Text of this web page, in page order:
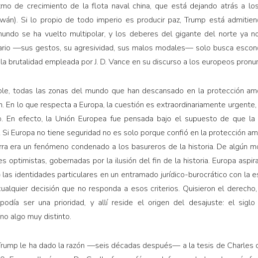
de crecimiento de la flota naval china, que está dejando atrás a
Si lo propio de todo imperio es producir paz, Trump está
se ha vuelto multipolar, y los deberes del gigante del norte ya
—sus gestos, su agresividad, sus malos modales— solo busca
brutalidad empleada por J. D. Vance en su discurso a los europeos
todas las zonas del mundo que han descansado en la protección
En lo que respecta a Europa, la cuestión es extraordinariamente
En efecto, la Unión Europea fue pensada bajo el supuesto de que
Europa no tiene seguridad no es solo porque confió en la protección
era un fenómeno condenado a los basureros de la historia. De algún
optimistas, gobernadas por la ilusión del fin de la historia. Europa
las identidades particulares en un entramado jurídico-burocrático con la
decisión que no responda a esos criterios. Quisieron el
ser una prioridad, y allí reside el origen del desajuste: el
algo muy distinto.
le ha dado la razón —seis décadas después— a la tesis de Charles